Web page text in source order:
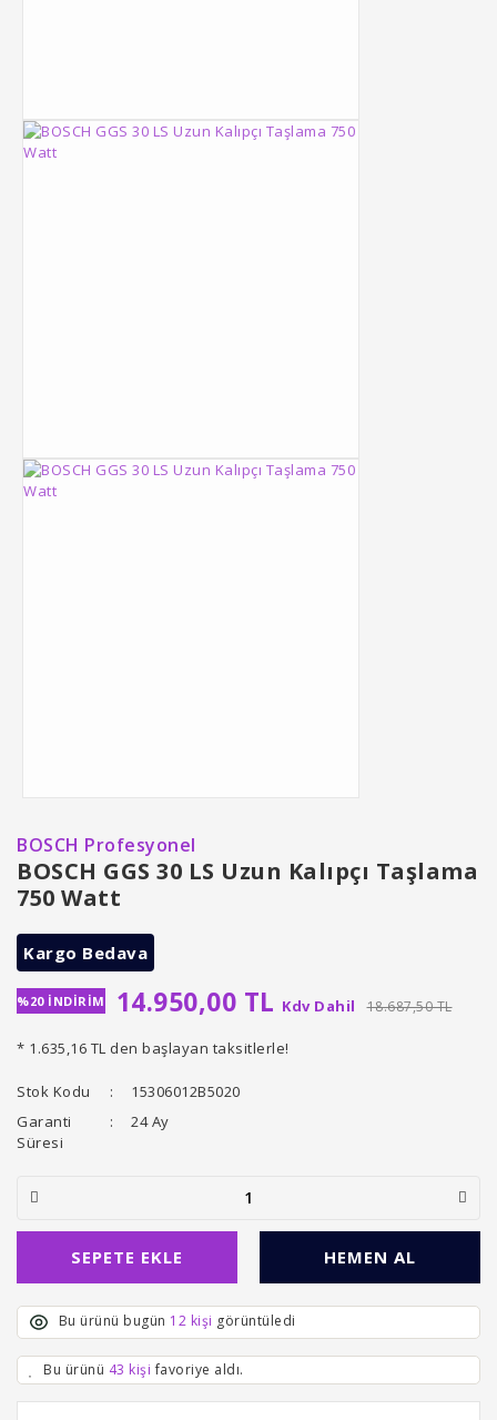
BOSCH Profesyonel
BOSCH GGS 30 LS Uzun Kalıpçı Taşlama
750 Watt
Kargo Bedava
%20 İNDİRİM 14.950,00 TL Kdv Dahil 18.687,50 TL
* 1.635,16 TL den başlayan taksitlerle!
Stok Kodu
15306012B5020
Garanti
Süresi
24 Ay
SEPETE EKLE HEMEN AL
Bu ürünü bugün 12 kişi görüntüledi
Bu ürünü 43 kişi favoriye aldı.